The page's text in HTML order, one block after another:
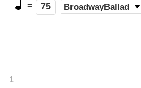
=
75 (BroadwayBallad)
1